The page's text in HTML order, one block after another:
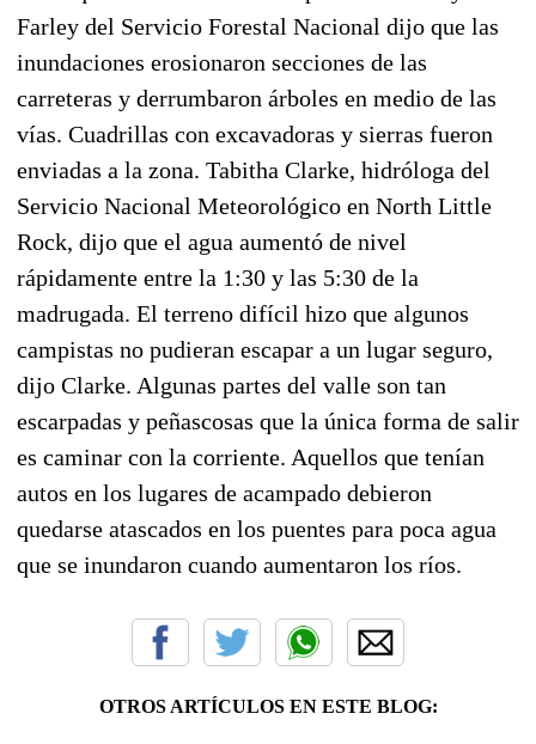
Farley del Servicio Forestal Nacional dijo que las
inundaciones erosionaron secciones de las
carreteras y derrumbaron árboles en medio de las
vías. Cuadrillas con excavadoras y sierras fueron
enviadas a la zona. Tabitha Clarke, hidróloga del
Servicio Nacional Meteorológico en North Little
Rock, dijo que el agua aumentó de nivel
rápidamente entre la 1:30 y las 5:30 de la
madrugada. El terreno difícil hizo que algunos
campistas no pudieran escapar a un lugar seguro,
dijo Clarke. Algunas partes del valle son tan
escarpadas y peñascosas que la única forma de salir
es caminar con la corriente. Aquellos que tenían
autos en los lugares de acampado debieron
quedarse atascados en los puentes para poca agua
que se inundaron cuando aumentaron los ríos.
OTROS ARTÍCULOS EN ESTE BLOG: